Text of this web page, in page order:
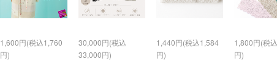
1,600円(税込1,760
円)
30,000円(税込
33,000円)
1,440円(税込1,584
円)
1,800円(税
円)